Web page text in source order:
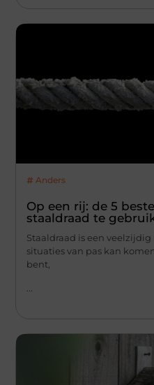
Anders
Op een rij: de 5
staaldraad te
Staaldraad is een
situaties van pas kan
bent,